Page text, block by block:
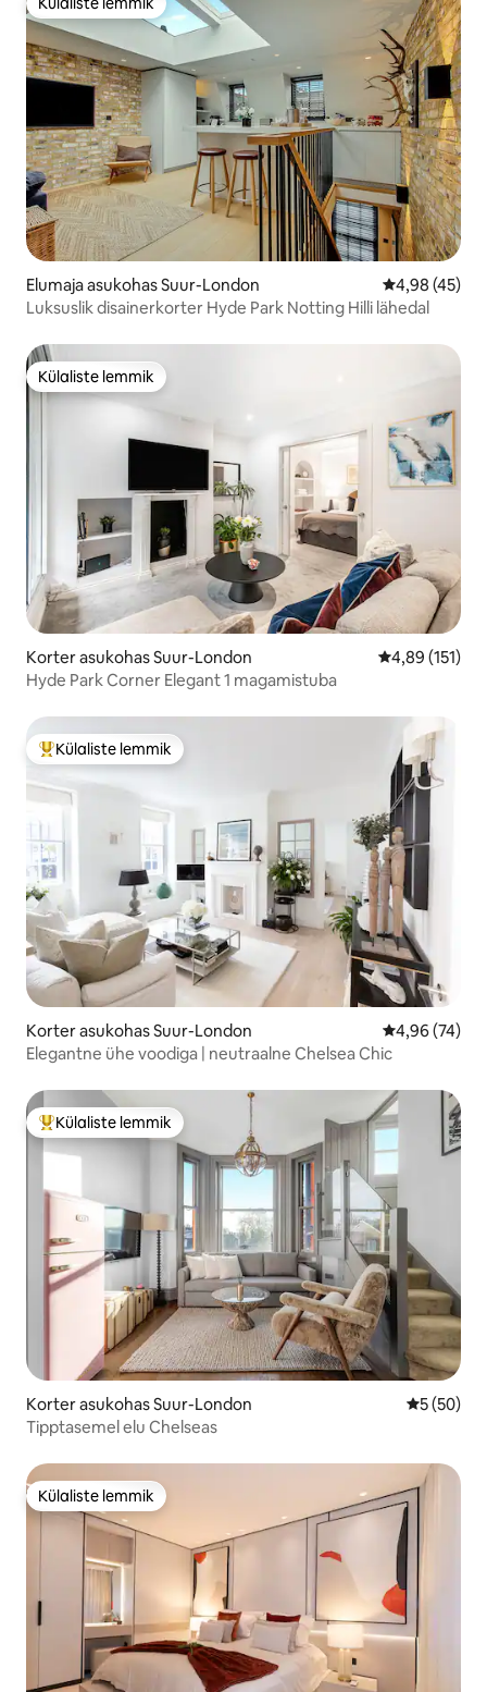
Külaliste lemmik
Elumaja asukohas Suur-London Keskmine
4,98 (45)
Luksuslik disainerkorter Hyde Park Notting Hilli lähedal
Külaliste lemmik
Külaliste lemmik
Korter asukohas Suur-London Keskmine
4,89 (151)
Hyde Park Corner Elegant 1 magamistuba
Külaliste suur lemmik
Külaliste lemmik
Korter asukohas Suur-London Keskmine
4,96 (74)
Elegantne ühe voodiga | neutraalne Chelsea Chic
Külaliste suur lemmik
Külaliste lemmik
Korter asukohas Suur-London Keskmine
5 (50)
Tipptasemel elu Chelseas
Külaliste lemmik
Külaliste lemmik